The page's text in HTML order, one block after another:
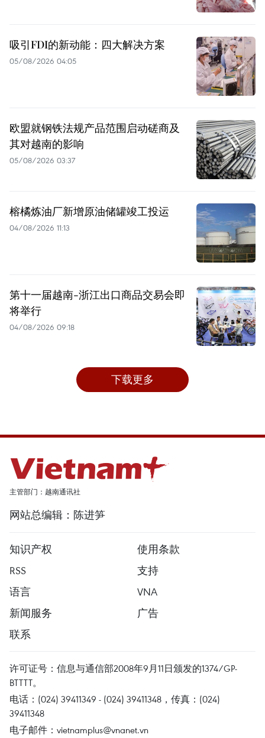
吸引FDI的新动能：四大解决方案
05/08/2026 04:05
欧盟就钢铁法规产品范围启动磋商及
其对越南的影响
05/08/2026 03:37
榕橘炼油厂新增原油储罐竣工投运
04/08/2026 11:13
第十一届越南-浙江出口商品交易会即
将举行
04/08/2026 09:18
下载更多
主管部门：越南通讯社
网站总编辑：陈进笋
知识产权
使用条款
RSS
支持
语言
VNA
新闻服务
广告
联系
许可证号：信息与通信部2008年9月11日颁发的1374/GP-
BTTTT。
电话：(024) 39411349 - (024) 39411348，传真：(024)
39411348
电子邮件： vietnamplus@vnanet.vn